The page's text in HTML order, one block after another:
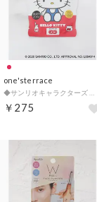
one'sterrace
￥275